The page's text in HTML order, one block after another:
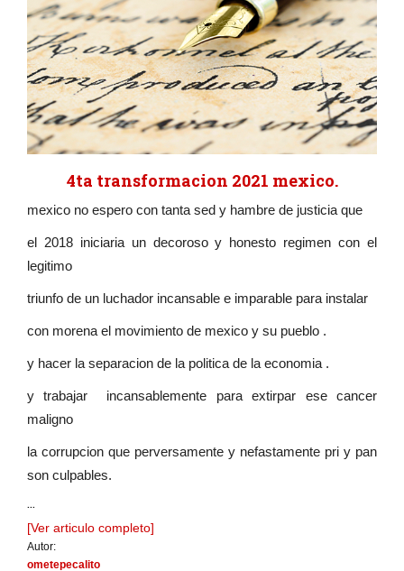
4ta transformacion 2021 mexico.
mexico no espero con tanta sed y hambre de justicia que
el 2018 iniciaria un decoroso y honesto regimen con el
legitimo
triunfo de un luchador incansable e imparable para instalar
con morena el movimiento de mexico y su pueblo .
y hacer la separacion de la politica de la economia .
y trabajar incansablemente para extirpar ese cancer
maligno
la corrupcion que perversamente y nefastamente pri y pan
son culpables.
...
[Ver articulo completo]
Autor:
ometepecalito